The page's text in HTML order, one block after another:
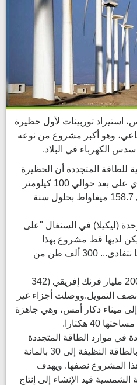
استيراد توربينات لأول حظيرة
وهو أكبر مشروع من نوعه
الكهرباء في البلاد.
للطاقة المتجددة أن الحظيرة
الريحية، الواقعة في طيبة ندياي على بعد حوالي 100 كيلومتر
من العاصمة دكار، ستصل إلى 158.7 ميغاواط بحلول سنة
(ليكيلا) في السنغال "على
لديها قط مشروع بهذا
الحجم... هذه الحظيرة ستجعلنا نتفادى... 300 ألف طن من
وتبلغ تكلفة الحظيرة الريحية 200 مليار فرنك إفريقي (342
نصف التمويل.ووصلت أجزاء غير
للرياح إلى ميناء دكار أمس، وهي جاهزة
40 هكتارا.
في موارد الطاقة المتجددة
في إفريقيا مع هدف للوصول بالطاقة النظيفة إلى 30 بالمائة
المشروع نصفها. ويهدف
قيد الإنشاء إلى إنتاج